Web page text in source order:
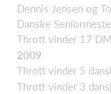
Dennis Jensen og
Danske
Thrott vinder 17
2009
Thrott vinder 5
Thrott vinder 3